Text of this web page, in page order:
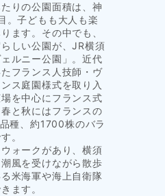
りの公園面積は、神
。子どもも大人も楽
ます。その中でも、
しい公園が、JR横須
ルニー公園」。近代
フランス人技師・ヴ
ス庭園様式を取り入
を中心にフランス式
と秋にはフランスの
種、約1700株のバラ
。
ォークがあり、横須
風を受けながら散歩
米海軍や海上自衛隊
ます。